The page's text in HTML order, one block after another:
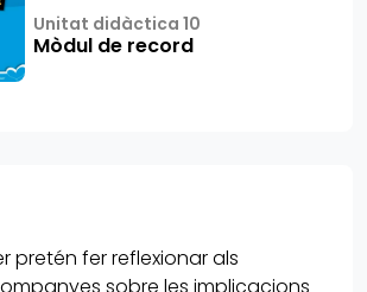
pretén fer reflexionar als
sobre les implicacions
Unitat didàctica 10
Mòdul de record